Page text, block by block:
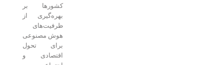
کشورها بر
بهره‌گیری از
ظرفیت‌های
هوش مصنوعی
برای تحول
اقتصادی و